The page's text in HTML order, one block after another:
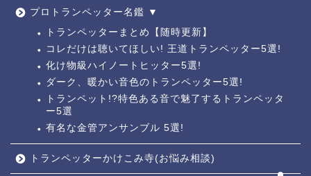
プロトランペッター名鑑 ▼
トランペッターまとめ【随時更新】
コレだけは聴いてほしい! 王道トランペッター5選!
化け物級ハイノートヒッター5選!
ダーク、暖かい音色のトランペッター5選!
トランペット!?特色ある音で魅了するトランペッタ
ー5選
有名な金管アンサンブル 5選!
トランペッターかけこみ寺(お悩み相談)
トランペッター名鑑 ┫
トランペットの練習法 ┫
お悩み相談回答┛